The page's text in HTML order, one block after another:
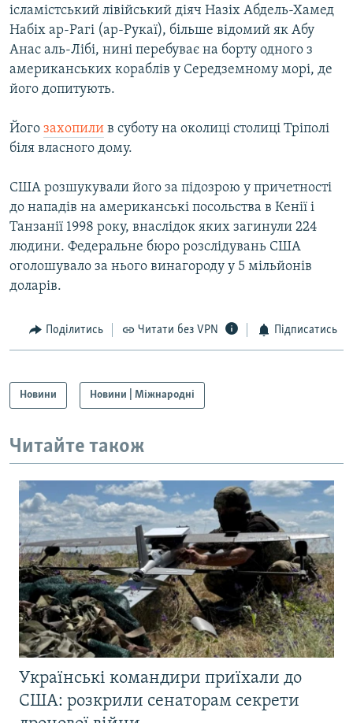
ісламістський лівійський діяч Назіх Абдель-Хамед
Набіх ар-Рагі (ар-Рукаї), більше відомий як Абу
Анас аль-Лібі, нині перебуває на борту одного з
американських кораблів у Середземному морі, де
його допитують.
Його захопили в суботу на околиці столиці Тріполі
біля власного дому.
США розшукували його за підозрою у причетності
до нападів на американські посольства в Кенії і
Танзанії 1998 року, внаслідок яких загинули 224
людини. Федеральне бюро розслідувань США
оголошувало за нього винагороду у 5 мільйонів
доларів.
Поділитись Читати без VPN Підписатись
Новини Новини | Міжнародні
Читайте також
Українські командири приїхали до
США: розкрили сенаторам секрети